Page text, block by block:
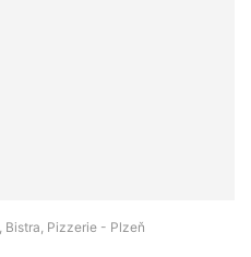
Bistra, Pizzerie - Plzeň